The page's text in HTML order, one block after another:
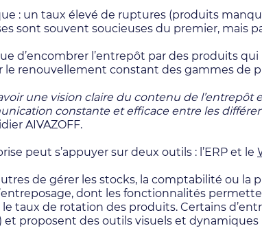
: un taux élevé de ruptures (produits
sont souvent soucieuses du premier, mais
d’encombrer l’entrepôt par des produits
renouvellement constant des gammes de
une vision claire du contenu de
constante et efficace entre les
AIVAZOFF.
peut s’appuyer sur deux outils : l’ERP et le
de gérer les stocks, la comptabilité ou
dont les fonctionnalités
taux de rotation des produits. Certains
proposent des outils visuels et